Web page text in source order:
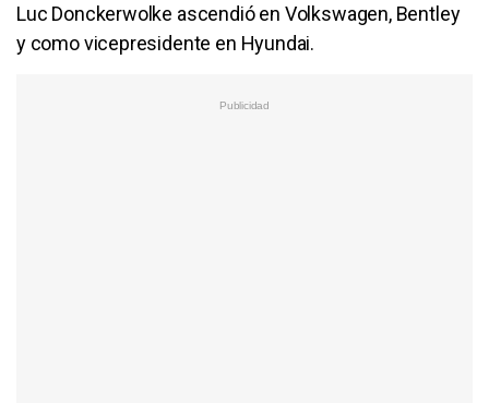
Luc Donckerwolke ascendió en Volkswagen, Bentley
y como vicepresidente en Hyundai.